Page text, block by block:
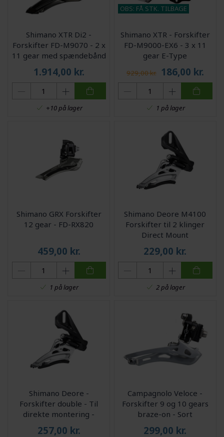
Shimano XTR Di2 -
Forskifter FD-M9070 - 2 x
11 gear med spændebånd
1.914,00 kr.
+10 på lager
OBS: FÅ STK. TILBAGE
Shimano XTR - Forskifter
FD-M9000-EX6 - 3 x 11
gear E-Type
929,00 kr. 186,00 kr.
1 på lager
Shimano GRX Forskifter
12 gear - FD-RX820
459,00 kr.
1 på lager
Shimano Deore M4100
Forskifter til 2 klinger
Direct Mount
229,00 kr.
2 på lager
Shimano Deore -
Forskifter double - Til
direkte montering -
M5100-D
257,00 kr.
Campagnolo Veloce -
Forskifter 9 og 10 gears
braze-on - Sort
299,00 kr.